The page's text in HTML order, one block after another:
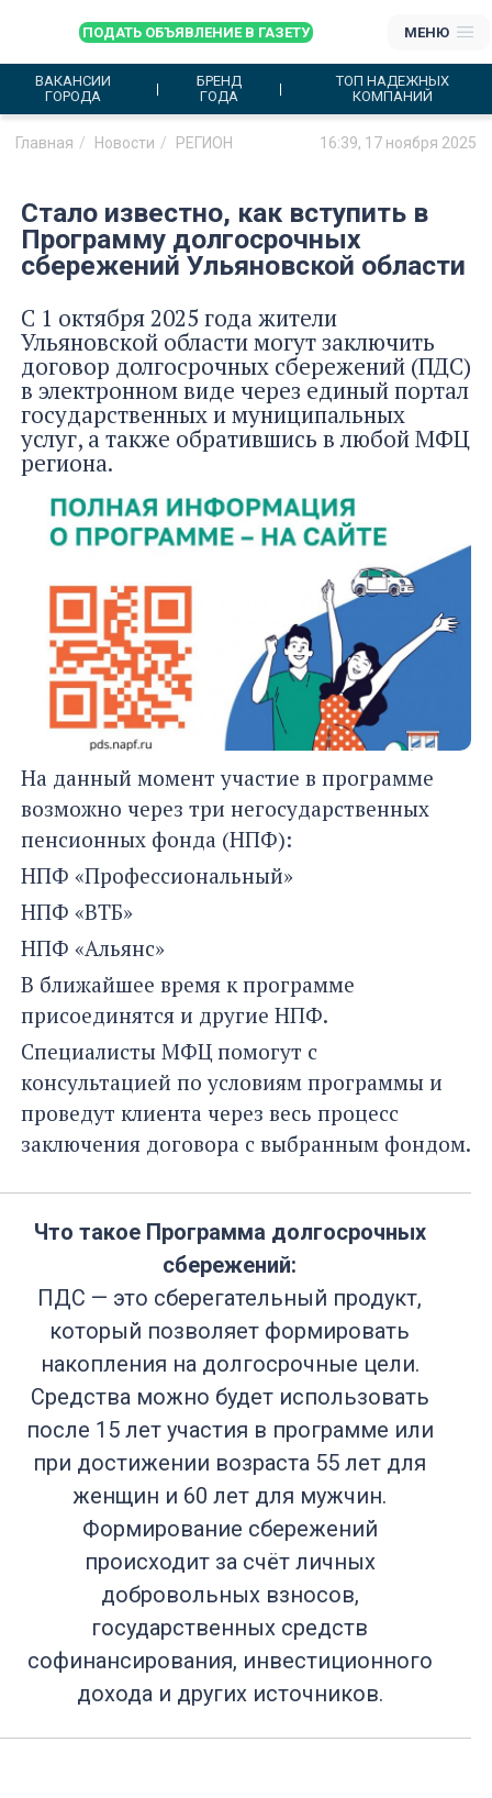
ПОДАТЬ ОБЪЯВЛЕНИЕ В ГАЗЕТУ МЕНЮ
ВАКАНСИИ
ГОРОДА
БРЕНД
ГОДА
ТОП НАДЕЖНЫХ
КОМПАНИЙ
Главная Новости РЕГИОН 16:39, 17 ноября 2025
Стало известно, как вступить в
Программу долгосрочных
сбережений Ульяновской области
С 1 октября 2025 года жители
Ульяновской области могут заключить
договор долгосрочных сбережений (ПДС)
в электронном виде через единый портал
государственных и муниципальных
услуг, а также обратившись в любой МФЦ
региона.
На данный момент участие в программе
возможно через три негосударственных
пенсионных фонда (НПФ):
НПФ «Профессиональный»
НПФ «ВТБ»
НПФ «Альянс»
В ближайшее время к программе
присоединятся и другие НПФ.
Специалисты МФЦ помогут с
консультацией по условиям программы и
проведут клиента через весь процесс
заключения договора с выбранным фондом.
Что такое Программа долгосрочных
сбережений:
ПДС — это сберегательный продукт,
который позволяет формировать
накопления на долгосрочные цели.
Средства можно будет использовать
после 15 лет участия в программе или
при достижении возраста 55 лет для
женщин и 60 лет для мужчин.
Формирование сбережений
происходит за счёт личных
добровольных взносов,
государственных средств
софинансирования, инвестиционного
дохода и других источников.